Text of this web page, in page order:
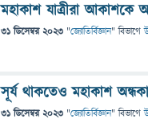
মহাকাশ যাত্রীরা আকাশকে
31 ডিসেম্বর 2023 "জ্যোতির্বিজ্ঞান" বিভাগে
সূর্য থাকতেও মহাকাশ
31 ডিসেম্বর 2023 "জ্যোতির্বিজ্ঞান" বিভাগে